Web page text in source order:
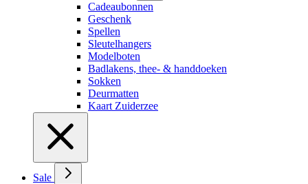
Cadeaubonnen
Geschenk
Spellen
Sleutelhangers
Modelboten
Badlakens, thee- & handdoeken
Sokken
Deurmatten
Kaart Zuiderzee
Sale